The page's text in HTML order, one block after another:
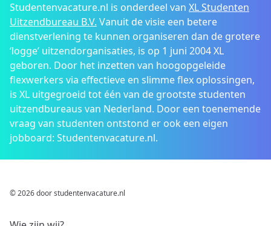
Studentenvacature.nl is onderdeel van XL Studenten
Uitzendbureau B.V. Vanuit de visie een betere
dienstverlening te kunnen organiseren dan de grotere
‘logge’ uitzendorganisaties, is op 1 juni 2004 XL
geboren. Door het inzetten van hoogopgeleide
flexwerkers via effectieve en slimme flex oplossingen,
is XL uitgegroeid tot één van de grootste studenten
uitzendbureaus van Nederland. Door een toenemende
vraag van studenten ontstond er ook een eigen
jobboard: Studentenvacature.nl.
© 2026 door studentenvacature.nl